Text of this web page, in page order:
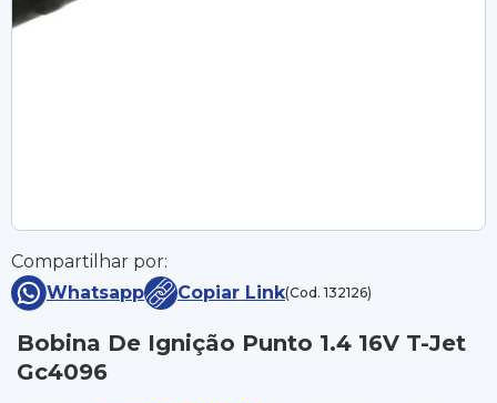
Compartilhar por:
Whatsapp
Copiar Link(Cod. 132126)
Bobina De Ignição Punto 1.4 16V T-Jet
Gc4096